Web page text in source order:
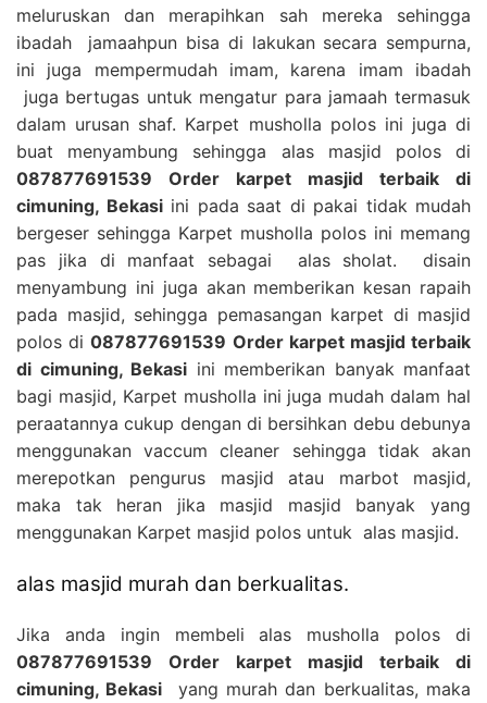
meluruskan dan merapihkan sah mereka sehingga
ibadah jamaahpun bisa di lakukan secara sempurna,
ini juga mempermudah imam, karena imam ibadah
juga bertugas untuk mengatur para jamaah termasuk
dalam urusan shaf. Karpet musholla polos ini juga di
buat menyambung sehingga alas masjid polos di
087877691539 Order karpet masjid terbaik di
cimuning, Bekasiini pada saat di pakai tidak mudah
bergeser sehingga Karpet musholla polos ini memang
pas jika di manfaat sebagai alas sholat. disain
menyambung ini juga akan memberikan kesan rapaih
pada masjid, sehingga pemasangan karpet di masjid
polos di087877691539 Order karpet masjid terbaik
di cimuning, Bekasi ini memberikan banyak manfaat
bagi masjid, Karpet musholla ini juga mudah dalam hal
peraatannya cukup dengan di bersihkan debu debunya
menggunakan vaccum cleaner sehingga tidak akan
merepotkan pengurus masjid atau marbot masjid,
maka tak heran jika masjid masjid banyak yang
menggunakan Karpet masjid polos untuk alas masjid.
alas masjid murah dan berkualitas.
Jika anda ingin membeli alas musholla polos di
087877691539 Order karpet masjid terbaik di
cimuning, Bekasi yang murah dan berkualitas, maka